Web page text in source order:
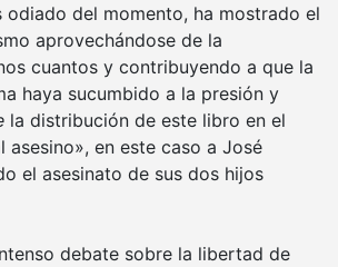
odiado del momento, ha mostrado el
aprovechándose de la
cuantos y contribuyendo a que la
haya sucumbido a la presión y
la distribución de este libro en el
asesino», en este caso a José
el asesinato de sus dos hijos
debate sobre la libertad de